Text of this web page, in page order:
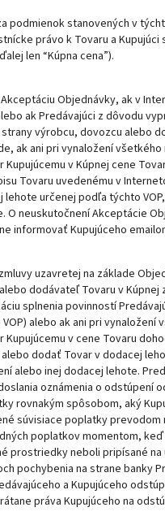
podmienok stanovených v
právo k Tovaru a
len “Kúpna cena”).
Objednávky, ak v
ak Predávajúci z dôvodu
výrobcu, dovozcu alebo
ak ani pri vynaložení
v Kúpnej cene
Tovaru uvedenému v
určenej podľa týchto
O neuskutočnení Akceptácie
informovať Kupujúceho
uzavretej na základe
dodávateľ Tovaru v
splnenia povinností
alebo ak ani pri
v cene Tovaru
dodať Tovar v dodacej
alebo inej dodacej lehote.
oznámenia o odstúpení
rovnakým spôsobom, aký
súvisiace poplatky
poplatkov momentom,
prostriedky neboli pripísané
pochybenia na strane banky
a Kupujúceho
práva Kupujúceho na